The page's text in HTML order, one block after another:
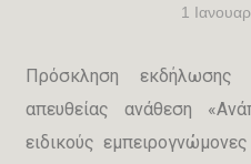
1
Πρόσκληση εκδήλωσης
απευθείας ανάθεση
ειδικούς